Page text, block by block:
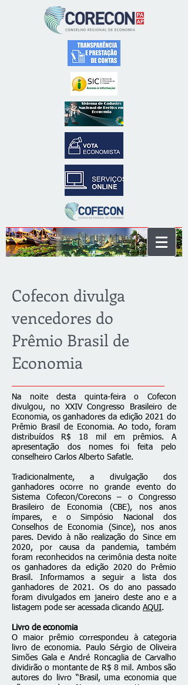
Cofecon divulga
vencedores do
Prêmio Brasil de
Economia
Na noite desta quinta-feira o Cofecon
divulgou, no XXIV Congresso Brasileiro de
Economia, os ganhadores da edição 2021 do
Prêmio Brasil de Economia. Ao todo, foram
distribuídos R$ 18 mil em prêmios. A
apresentação dos nomes foi feita pelo
conselheiro Carlos Alberto Safatle.
Tradicionalmente, a divulgação dos
ganhadores ocorre no grande evento do
Sistema Cofecon/Corecons – o Congresso
Brasileiro de Economia (CBE), nos anos
ímpares, e o Simpósio Nacional dos
Conselhos de Economia (Since), nos anos
pares. Devido à não realização do Since em
2020, por causa da pandemia, também
foram reconhecidos na cerimônia desta noite
os ganhadores da edição 2020 do Prêmio
Brasil. Informamos a seguir a lista dos
ganhadores de 2021. Os do ano passado
foram divulgados em janeiro deste ano e a
listagem pode ser acessada clicando AQUI.
Livro de economia
O maior prêmio correspondeu à categoria
livro de economia. Paulo Sérgio de Oliveira
Simões Gala e André Roncaglia de Carvalho
dividirão o montante de R$ 8 mil. Ambos são
autores do livro “Brasil, uma economia que